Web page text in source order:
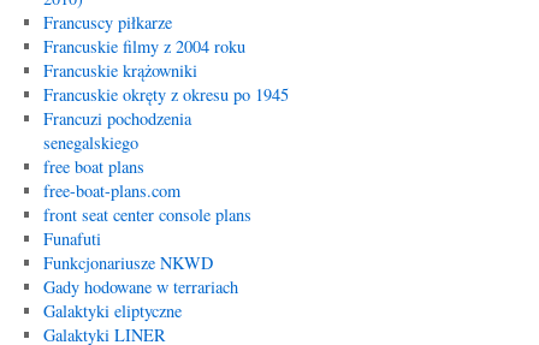
Francuscy piłkarze
Francuskie filmy z 2004 roku
Francuskie krążowniki
Francuskie okręty z okresu po 1945
Francuzi pochodzenia
senegalskiego
free boat plans
free-boat-plans.com
front seat center console plans
Funafuti
Funkcjonariusze NKWD
Gady hodowane w terrariach
Galaktyki eliptyczne
Galaktyki LINER